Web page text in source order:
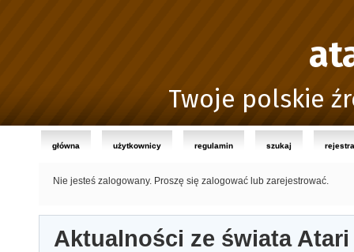
Twoje polskie
główna użytkownicy regulamin szukaj
Nie jesteś zalogowany. Proszę się zalogować lub zarejestrować.
Aktualności ze świata Atari